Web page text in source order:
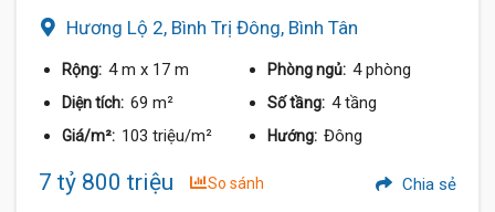
Hương Lộ 2, Bình Trị Đông, Bình Tân
Rộng: 4 m x 17 m Phòng ngủ: 4 phòng
Diện tích: 69 m² Số tầng: 4 tầng
Giá/m²: 103 triệu/m² Hướng: Đông
7 tỷ 800 triệu So sánh Chia sẻ